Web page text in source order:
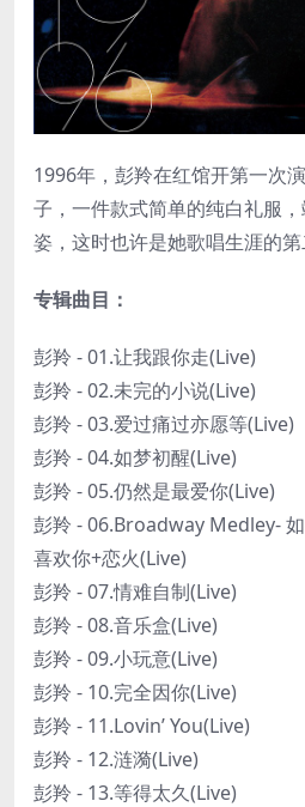
1996年，彭羚在红馆开第一次
子，一件款式简单的纯白礼服
姿，这时也许是她歌唱生涯的第
专辑曲目：
彭羚 - 01.让我跟你走(Live)
彭羚 - 02.未完的小说(Live)
彭羚 - 03.爱过痛过亦愿等(Live)
彭羚 - 04.如梦初醒(Live)
彭羚 - 05.仍然是最爱你(Live)
彭羚 - 06.Broadway Medley-
喜欢你+恋火(Live)
彭羚 - 07.情难自制(Live)
彭羚 - 08.音乐盒(Live)
彭羚 - 09.小玩意(Live)
彭羚 - 10.完全因你(Live)
彭羚 - 11.Lovin’ You(Live)
彭羚 - 12.涟漪(Live)
彭羚 - 13.等得太久(Live)